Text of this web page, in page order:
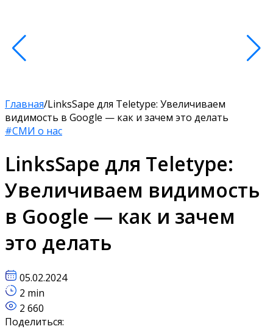
Главная/LinksSape для Teletype: Увеличиваем
видимость в Google — как и зачем это делать
#СМИ о нас
LinksSape для Teletype:
Увеличиваем видимость
в Google — как и зачем
это делать
05.02.2024
2 min
2 660
Поделиться: